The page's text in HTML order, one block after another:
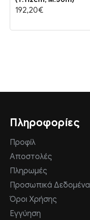
192,20€
Πληροφορίες
Προφίλ
Αποστολές
Πληρωμές
Προσωπικά Δεδομένα
Όροι Χρήσης
Εγγύηση